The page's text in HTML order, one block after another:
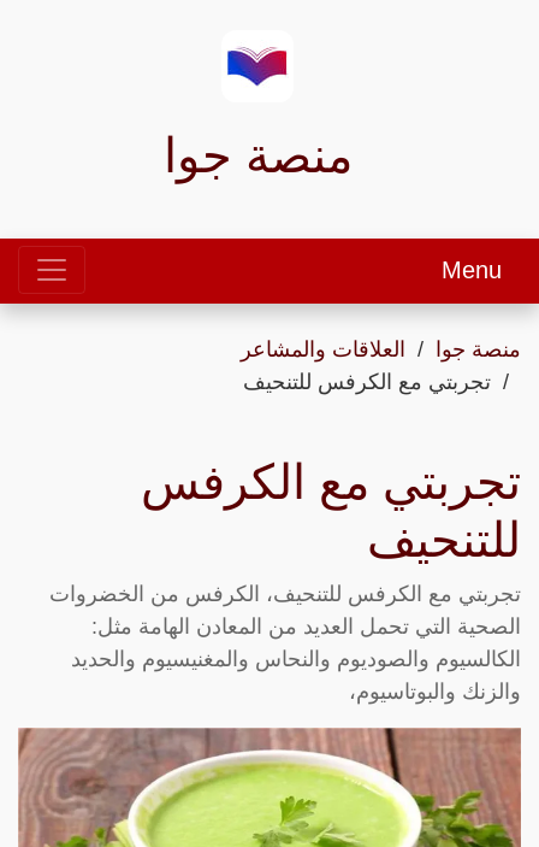
منصة جوا
Menu
منصة جوا
العلاقات والمشاعر
تجربتي مع الكرفس للتنحيف
تجربتي مع الكرفس
للتنحيف
تجربتي مع الكرفس للتنحيف، الكرفس من الخضروات
الصحية التي تحمل العديد من المعادن الهامة مثل:
الكالسيوم والصوديوم والنحاس والمغنيسيوم والحديد
والزنك والبوتاسيوم،